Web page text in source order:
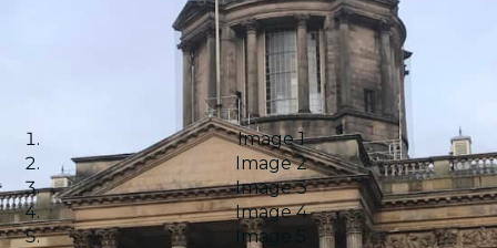
Image 1
Image 2
Image 3
Image 4
Image 5